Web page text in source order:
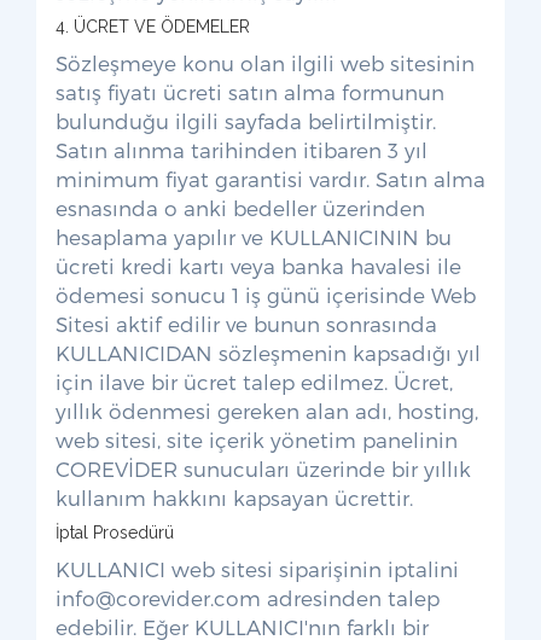
4. ÜCRET VE ÖDEMELER
Sözleşmeye konu olan ilgili web sitesinin
satış fiyatı ücreti satın alma formunun
bulunduğu ilgili sayfada belirtilmiştir.
Satın alınma tarihinden itibaren 3 yıl
minimum fiyat garantisi vardır. Satın alma
esnasında o anki bedeller üzerinden
hesaplama yapılır ve KULLANICININ bu
ücreti kredi kartı veya banka havalesi ile
ödemesi sonucu 1 iş günü içerisinde Web
Sitesi aktif edilir ve bunun sonrasında
KULLANICIDAN sözleşmenin kapsadığı yıl
için ilave bir ücret talep edilmez. Ücret,
yıllık ödenmesi gereken alan adı, hosting,
web sitesi, site içerik yönetim panelinin
COREVİDER sunucuları üzerinde bir yıllık
kullanım hakkını kapsayan ücrettir.
İptal Prosedürü
KULLANICI web sitesi siparişinin iptalini
info@corevider.com adresinden talep
edebilir. Eğer KULLANICI'nın farklı bir